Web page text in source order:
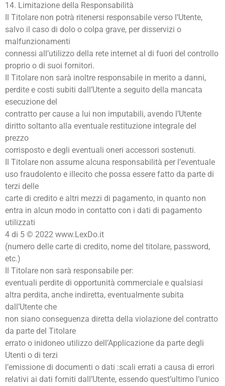
14. Limitazione della Responsabilità
Il Titolare non potrà ritenersi responsabile verso l’Utente,
salvo il caso di dolo o colpa grave, per disservizi o
malfunzionamenti
connessi all’utilizzo della rete internet al di fuori del controllo
proprio o di suoi fornitori.
Il Titolare non sarà inoltre responsabile in merito a danni,
perdite e costi subiti dall’Utente a seguito della mancata
esecuzione del
contratto per cause a lui non imputabili, avendo l’Utente
diritto soltanto alla eventuale restituzione integrale del
prezzo
corrisposto e degli eventuali oneri accessori sostenuti.
Il Titolare non assume alcuna responsabilità per l’eventuale
uso fraudolento e illecito che possa essere fatto da parte di
terzi delle
carte di credito e altri mezzi di pagamento, in quanto non
entra in alcun modo in contatto con i dati di pagamento
utilizzati
4 di 5 © 2022 www.LexDo.it
(numero delle carte di credito, nome del titolare, password,
etc.)
Il Titolare non sarà responsabile per:
eventuali perdite di opportunità commerciale e qualsiasi
altra perdita, anche indiretta, eventualmente subita
dall’Utente che
non siano conseguenza diretta della violazione del contratto
da parte del Titolare
errato o inidoneo utilizzo dell’Applicazione da parte degli
Utenti o di terzi
l’emissione di documenti o dati :scali errati a causa di errori
relativi ai dati forniti dall’Utente, essendo quest’ultimo l’unico